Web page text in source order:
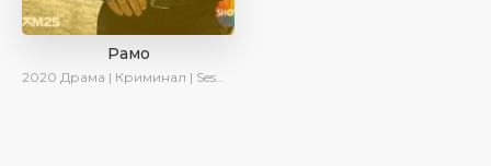
Рамо
2020 Драма | Криминал | SesDizi | Ирина Котова